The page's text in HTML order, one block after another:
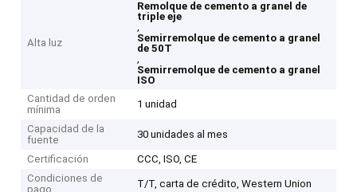
Alta luz
Remolque de cemento a granel de
triple eje
,
Semirremolque de cemento a granel
de 50T
,
Semirremolque de cemento a granel
ISO
Cantidad de orden
mínima
1 unidad
Capacidad de la
fuente
30 unidades al mes
Certificación
CCC, ISO, CE
Condiciones de
pago
T/T, carta de crédito, Western Union